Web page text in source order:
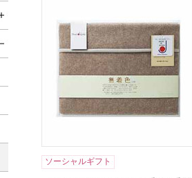
ソーシャルギフト
詳細を開く
詳細を閉じる